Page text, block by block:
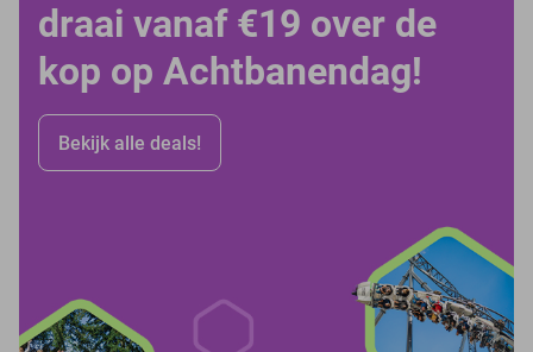
draai vanaf €19 over de
kop op Achtbanendag!
Bekijk alle deals!